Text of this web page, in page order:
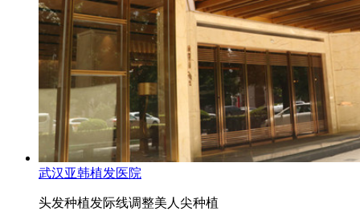
武汉亚韩植发医院
头发种植发际线调整美人尖种植